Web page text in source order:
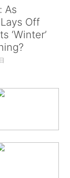
As
Off
‘Winter’